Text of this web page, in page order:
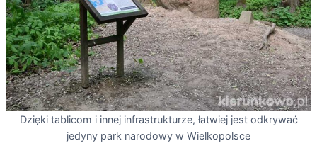
Dzięki tablicom i innej infrastrukturze, łatwiej jest odkrywać
jedyny park narodowy w Wielkopolsce